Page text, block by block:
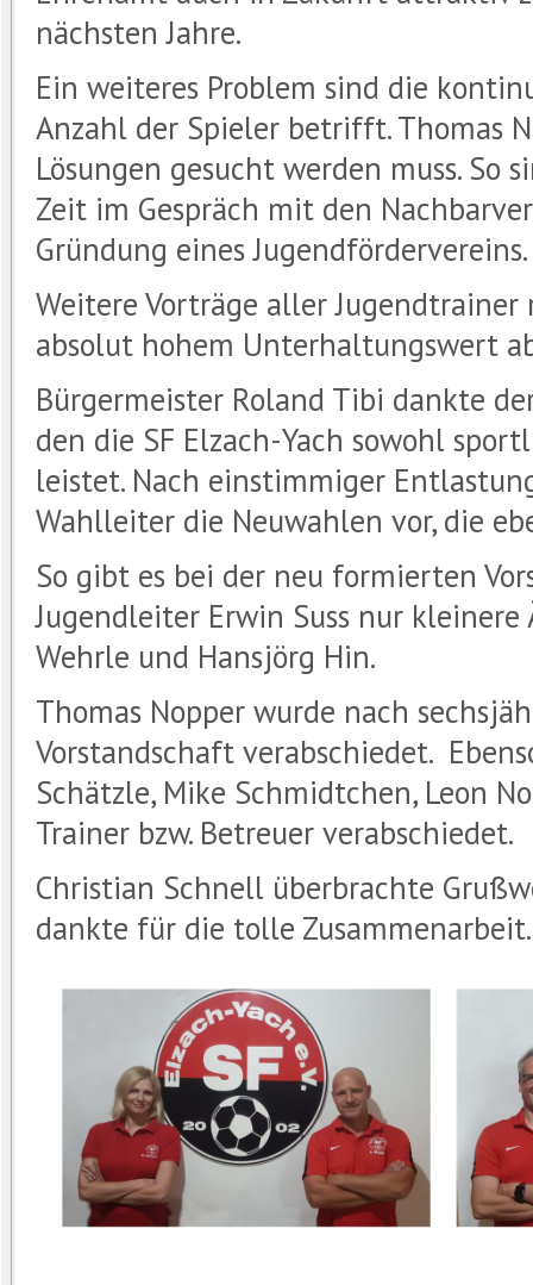
nächsten Jahre.
Ein weiteres Problem sind die
Anzahl der Spieler betrifft. Thomas
Lösungen gesucht werden muss.
Zeit im Gespräch mit den
Gründung eines Jugendfördervereins.
Weitere Vorträge aller
absolut hohem Unterhaltungswert
Bürgermeister Roland Tibi dankte
den die SF Elzach-Yach sowohl
leistet. Nach einstimmiger
Wahlleiter die Neuwahlen vor, die
So gibt es bei der neu formierten
Jugendleiter Erwin Suss nur
Wehrle und Hansjörg Hin.
Thomas Nopper wurde nach
Vorstandschaft verabschiedet.
Schätzle, Mike Schmidtchen, Leon
Trainer bzw. Betreuer verabschiedet.
Christian Schnell überbrachte
dankte für die tolle Zusammenarbeit.